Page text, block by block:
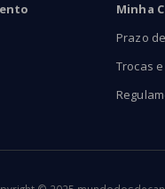
Minha
Prazo
Trocas